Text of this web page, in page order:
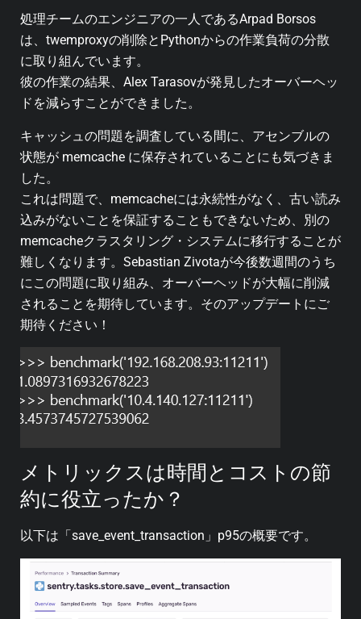
処理チームのエンジニアの一人であるArpad Borsos
は、twemproxyの削除とPythonからの作業負荷の分散
に取り組んでいます。
彼の作業の結果、Alex Tarasovが発見したオーバーヘッ
ドを減らすことができました。
キャッシュの問題を調査している間に、アセンブルの
状態が memcache に保存されていることにも気づきま
した。
これは問題で、memcacheには永続性がなく、古い読み
込みがないことを保証することもできないため、別の
memcacheクラスタリング・システムに移行することが
難しくなります。Sebastian Zivotaが今後数週間のうち
にこの問題に取り組み、オーバーヘッドが大幅に削減
されることを期待しています。そのアップデートにご
期待ください！
メトリックスは時間とコストの節
約に役立ったか？
以下は「save_event_transaction」p95の概要です。